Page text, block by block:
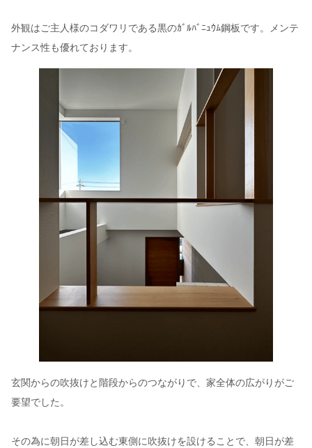
外観はご主人様のコダワリである黒のｶﾞﾙﾊﾞﾆｭｳﾑ鋼板です。メンテ
ナンス性も優れております。
玄関からの吹抜けと階段からのつながりで、家全体の広がりがご
要望でした。
その為に朝日が差し込む東側に吹抜けを設けることで、朝日が差